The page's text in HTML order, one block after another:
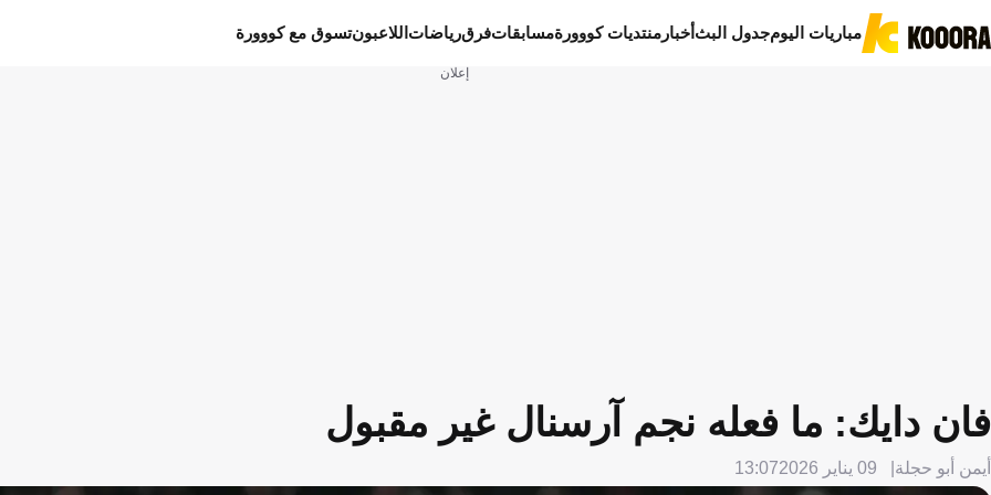
مباريات اليومجدول البثأخبار منتديات كووورةمسابقاتفرقرياضات اللاعبونتسوق مع كووورة
إعلان
فان دايك: ما فعله نجم آرسنال غير مقبول
أيمن أبو حجلة 09 يناير 2026 13:07